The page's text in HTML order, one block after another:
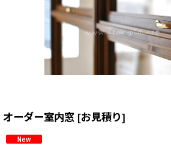
オーダー室内窓 [お見積り]